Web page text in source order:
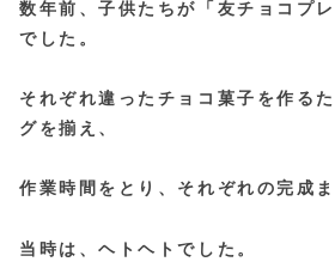
数年前、子供たちが「友チョコプ
でした。
それぞれ違ったチョコ菓子を作る
グを揃え、
作業時間をとり、それぞれの完成ま
当時は、ヘトヘトでした。